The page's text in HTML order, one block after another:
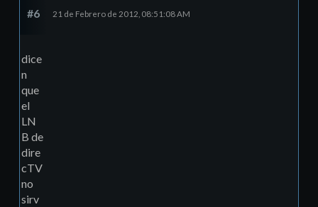
#6 21 de Febrero de 2012, 08:51:08 AM
dice
n
que
el
LN
B de
dire
cTV
no
sirv